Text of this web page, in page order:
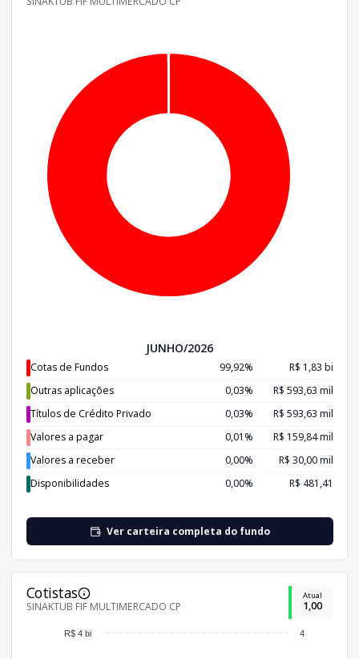
JUNHO/2026
Cotas de Fundos 99,92%
R$ 1,83 bi
Outras aplicações
0,03%
R$ 593,63 mil
Títulos de Crédito Privado
0,03%
R$ 593,63 mil
Valores a pagar
0,01%
R$ 159,84 mil
Valores a receber
0,00%
R$ 30,00 mil
Disponibilidades
0,00% R$ 481,41
Ver carteira completa do fundo
Cotistas
SINAKTUB FIF MULTIMERCADO CP
Atual
1,00
4
R$ 4 bi